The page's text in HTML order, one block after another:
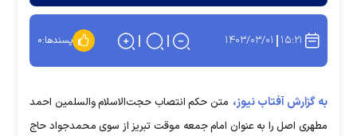
۱۵:۲۱ ۱۴۰۳/۰۳/۰۱ پسندها:۰
به گزارش آفتاب نیوز، متن حکم انتصاب حجت‌الاسلام والسلمین احمد
مطهری اصل را به عنوان امام جمعه موقت تبریز از سوی محمدجواد حاج